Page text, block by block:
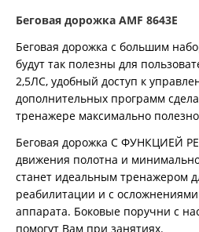
Беговая дорожка AMF 8643E
Беговая дорожка с большим
будут так полезны для
2,5ЛС, удобный доступ к
дополнительных программ
тренажере максимально
Беговая дорожка С ФУНКЦИЕЙ
движения полотна и
станет идеальным тренажером
реабилитации и с
аппарата. Боковые поручни с
помогут Вам при занятиях.